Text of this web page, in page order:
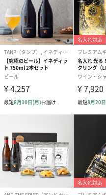
ブライダルロリポップ
ドレス（いちご味)
（1,122円）
ブラ
タキ
（
生花
※9-15時にご注文いただく場
も1日遅くなります。